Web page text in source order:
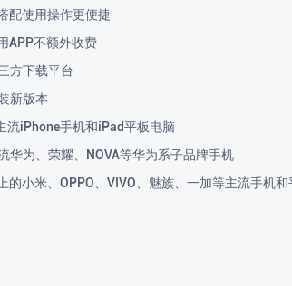
配使用操作更便捷
APP不额外收费
方下载平台
新版本
流iPhone手机和iPad平板电脑
华为、荣耀、NOVA等华为系子品牌手机
的小米、OPPO、VIVO、魅族、一加等主流手机和